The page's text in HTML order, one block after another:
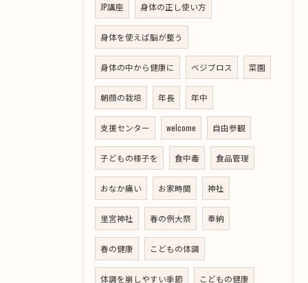
JP講座 身体の正し使い方
身体を使えば脳が整う
身体の中から健康に ベジブロス 菜園
朝顔の栽培 年長 年中
支援センター welcome 自由参観
子どもの様子を 食中毒 食品管理
おなか痛い お家時間 神社
里宮神社 春の例大祭 奉納
春の健康 こどもの体調
体調を崩しやすい季節 こどもの健康